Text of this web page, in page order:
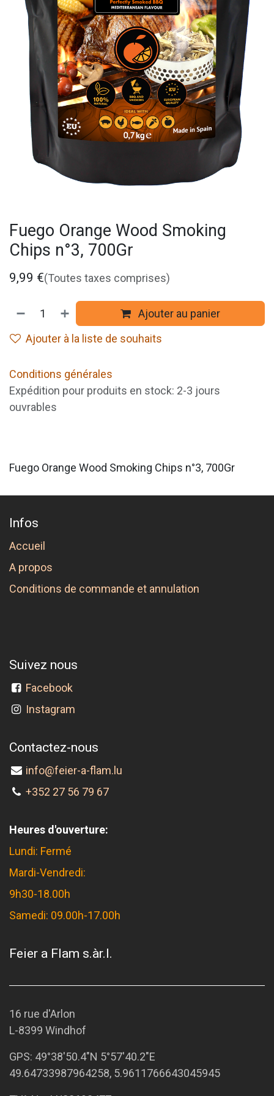
Fuego Orange Wood Smoking
Chips n°3, 700Gr
9,99 €(Toutes taxes comprises)
Ajouter au panier
Ajouter à la liste de souhaits
Conditions générales
Expédition pour produits en stock: 2-3 jours
ouvrables
Fuego Orange Wood Smoking Chips n°3, 700Gr
Infos
Accueil
A propos
Conditions de commande et annulation
Suivez nous
Facebook
Instagram
Contactez-nous
info@feier-a-flam.lu
+352 27 56 79 67
Heures d'ouverture:
Lundi: Fermé
Mardi-Vendredi:
9h30-18.00h
Samedi: 09.00h-17.00h
Feier a Flam s.àr.l.
16 rue d'Arlon
L-8399 Windhof
GPS: 49°38'50.4"N 5°57'40.2"E
49.64733987964258, 5.9611766643045945